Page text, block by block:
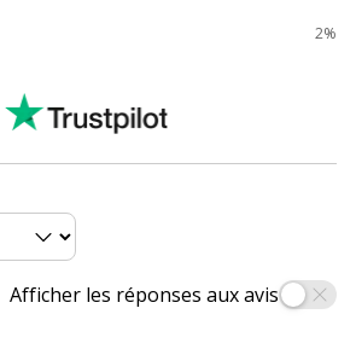
Brother MFC-J5340DW
J5345DW,MFC-J5740DW
Pack de 4
services
2%
Afficher les réponses aux avis